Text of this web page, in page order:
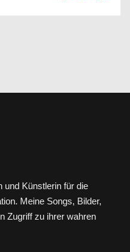
und Künstlerin für die
Meine Songs, Bilder,
Zugriff zu ihrer wahren